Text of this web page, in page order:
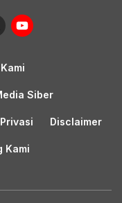
X
Siber
Disclaimer
Kami